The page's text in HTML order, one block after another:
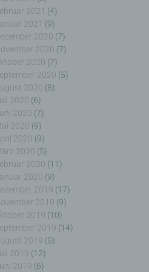
2021 (4)
2021 (9)
2020 (7)
2020 (7)
2020 (7)
2020 (5)
2020 (8)
2020 (6)
2020 (7)
2020 (9)
2020 (9)
2020 (5)
2020 (11)
2020 (9)
2019 (17)
2019 (9)
2019 (10)
2019 (14)
2019 (5)
2019 (12)
2019 (6)